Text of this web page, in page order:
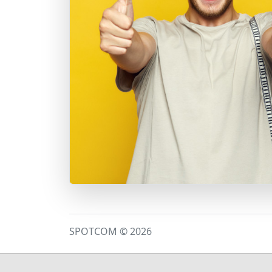
SPOTCOM © 2026